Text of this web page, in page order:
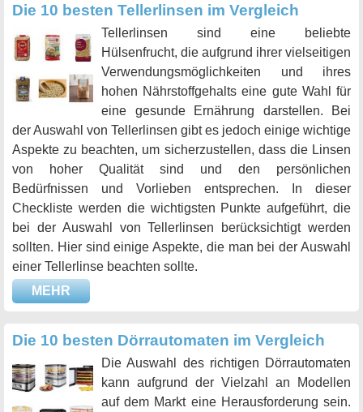
Die 10 besten Tellerlinsen im Vergleich
Tellerlinsen sind eine beliebte
Hülsenfrucht, die aufgrund ihrer vielseitigen
Verwendungsmöglichkeiten und ihres
hohen Nährstoffgehalts eine gute Wahl für
eine gesunde Ernährung darstellen. Bei
der Auswahl von Tellerlinsen gibt es jedoch einige wichtige
Aspekte zu beachten, um sicherzustellen, dass die Linsen
von hoher Qualität sind und den persönlichen
Bedürfnissen und Vorlieben entsprechen. In dieser
Checkliste werden die wichtigsten Punkte aufgeführt, die
bei der Auswahl von Tellerlinsen berücksichtigt werden
sollten. Hier sind einige Aspekte, die man bei der Auswahl
einer Tellerlinse beachten sollte.
MEHR
Die 10 besten Dörrautomaten im Vergleich
Die Auswahl des richtigen Dörrautomaten
kann aufgrund der Vielzahl an Modellen
auf dem Markt eine Herausforderung sein.